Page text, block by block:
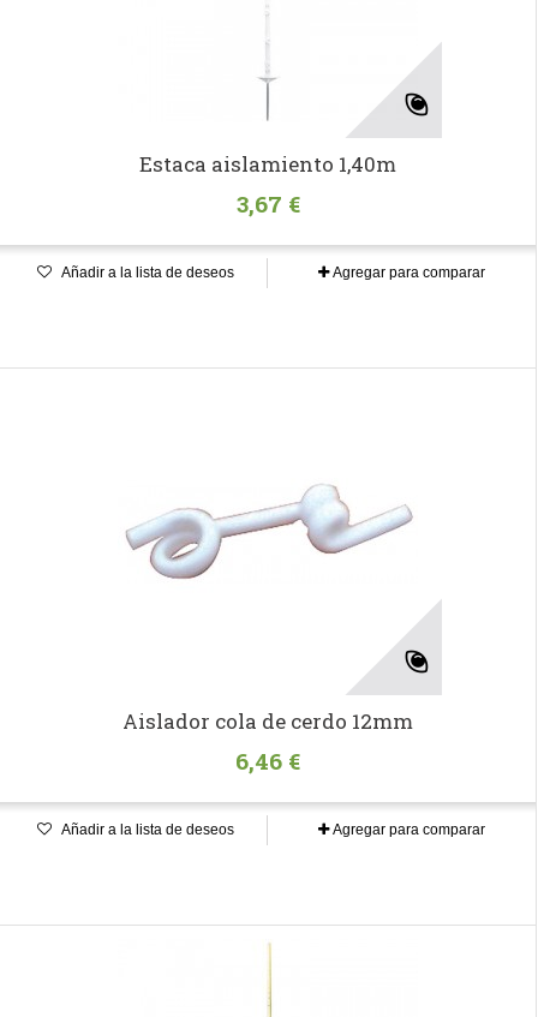
Estaca aislamiento 1,40m
3,67 €
Añadir a la lista de deseos Agregar para comparar
Aislador cola de cerdo 12mm
6,46 €
Añadir a la lista de deseos Agregar para comparar